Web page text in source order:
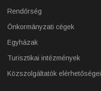
Rendőrség
Önkormányzati cégek
Egyházak
Turisztikai intézmények
Közszolgáltatók elérhetőségei